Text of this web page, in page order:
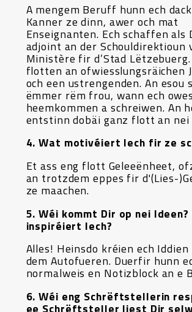
A mengem Beruff hunn ech
Kanner ze dinn, awer och mat
Enseignanten. Ech schaffen als
adjoint an der Schouldirektioun
Ministère fir d’Stad
flotten an ofwiesslungsräichen
och een ustrengenden. An esou
ëmmer rëm frou, wann ech
heemkommen a schreiwen. An
entstinn dobäi ganz flott an nei
4. Wat motivéiert Iech fir ze
Et ass eng flott Geleeënheet,
an trotzdem eppes fir d'(Lies-
ze maachen.
5. Wéi kommt Dir op nei
inspiréiert Iech?
Alles! Heinsdo kréien ech
dem Autofueren. Duerfir hunn
normalweis en Notizblock an e
6. Wéi eng Schrëftstellerin
ee Schrëftsteller liest Dir